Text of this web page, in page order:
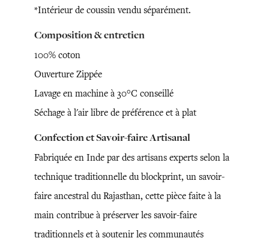
*Intérieur de coussin vendu séparément.
Composition & entretien
100% coton
Ouverture Zippée
Lavage en machine à 30°C conseillé
Séchage à l'air libre de préférence et à plat
Confection et Savoir-faire Artisanal
Fabriquée en Inde par des artisans experts selon la
technique traditionnelle du blockprint, un savoir-
faire ancestral du Rajasthan, cette pièce faite à la
main contribue à préserver les savoir-faire
traditionnels et à soutenir les communautés